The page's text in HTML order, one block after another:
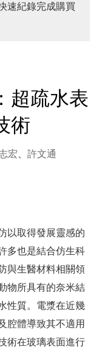
速紀錄完成購買
超疏水表
術
宏、 許文通
以取得發展靈感的
多也是結合仿生科
與生醫材料相關領
物所具有的奈米結
性質。電漿在近幾
腔體導致其不適用
術在玻璃表面進行